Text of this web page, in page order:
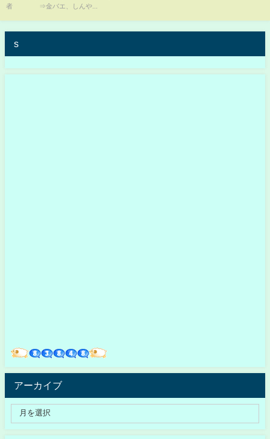
者 ⇒金バエ、しんや...
s
アーカイブ